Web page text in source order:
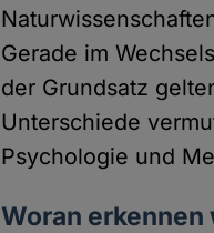
Gerade im
der Grundsatz
Unterschiede
Psychologie und
Woran